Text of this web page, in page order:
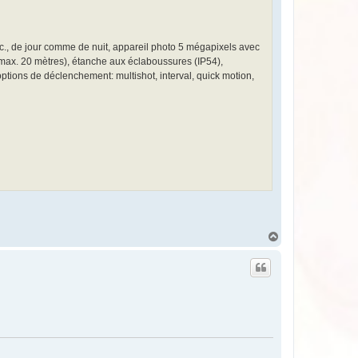
de jour comme de nuit, appareil photo 5 mégapixels avec
20 mètres), étanche aux éclaboussures (IP54),
de déclenchement: multishot, interval, quick motion,